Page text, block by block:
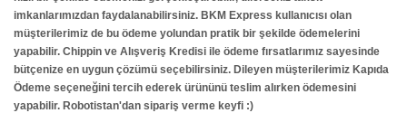
imkanlarımızdan faydalanabilirsiniz. BKM Express kullanıcısı olan
müşterilerimiz de bu ödeme yolundan pratik bir şekilde ödemelerini
yapabilir. Chippin ve Alışveriş Kredisi ile ödeme fırsatlarımız sayesinde
bütçenize en uygun çözümü seçebilirsiniz. Dileyen müşterilerimiz Kapıda
Ödeme seçeneğini tercih ederek ürününü teslim alırken ödemesini
yapabilir. Robotistan'dan sipariş verme keyfi :)